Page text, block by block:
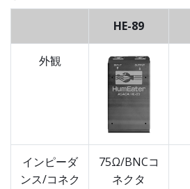
HE-89
外観
インピーダ
ンス/コネク
75Ω/BNCコ
ネクタ